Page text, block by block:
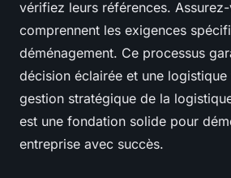
vérifiez leurs références. Assurez-
comprennent les exigences
déménagement. Ce processus
décision éclairée et une
gestion stratégique de la
est une fondation solide pour
entreprise avec succès.